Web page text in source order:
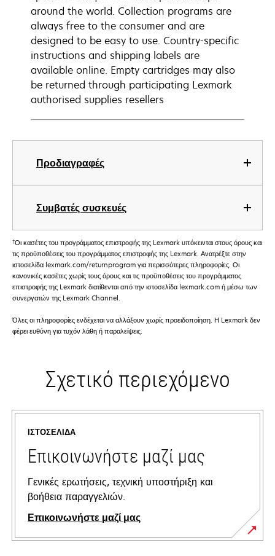
Προδιαγραφές
Συμβατές συσκευές
around the world. Collection programs are
always free to the consumer and are
designed to be easy to use. Country-specific
instructions and shipping labels are
available online. Empty cartridges may also
be returned through participating Lexmark
authorised supplies resellers
†Οι κασέτες του προγράμματος επιστροφής της Lexmark υπόκεινται στους όρους και
τις προϋποθέσεις του προγράμματος επιστροφής της Lexmark. Ανατρέξτε στην
ιστοσελίδα lexmark.com/returnprogram για περισσότερες πληροφορίες. Οι
κανονικές κασέτες χωρίς τους όρους και τις προϋποθέσεις του προγράμματος
επιστροφής της Lexmark διατίθενται από την ιστοσελίδα lexmark.com ή μέσω των
συνεργατών της Lexmark Channel.
Όλες οι πληροφορίες ενδέχεται να αλλάξουν χωρίς προειδοποίηση. Η Lexmark δεν
φέρει ευθύνη για τυχόν λάθη ή παραλείψεις.
Σχετικό περιεχόμενο
ΙΣΤΟΣΕΛΊΔΑ
Επικοινωνήστε μαζί μας
Γενικές ερωτήσεις, τεχνική υποστήριξη και
βοήθεια παραγγελιών.
Επικοινωνήστε μαζί μας